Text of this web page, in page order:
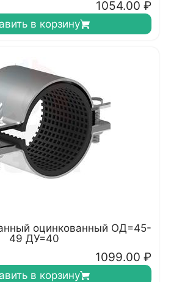
1054.00 ₽
в корзину
оцинкованный ОД=45-
49 ДУ=40
1099.00 ₽
в корзину